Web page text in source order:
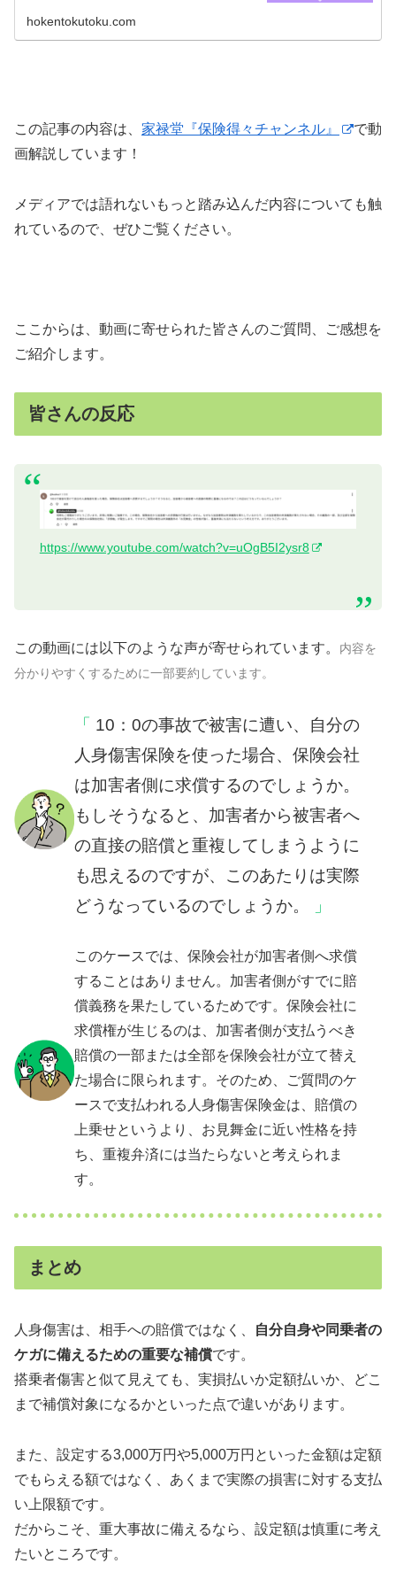
hokentokutoku.com
この記事の内容は、 家禄堂『保険得々チャンネル』
で動
画解説しています！
メディアでは語れないもっと踏み込んだ内容についても触
れているので、ぜひご覧ください。
ここからは、動画に寄せられた皆さんのご質問、ご感想を
ご紹介します。
皆さんの反応
https://www.youtube.com/watch?v=uOgB5I2ysr8
この動画には以下のような声が寄せられています。 内容を
分かりやすくするために一部要約しています。
10：0の事故で被害に遭い、自分の
人身傷害保険を使った場合、保険会社
は加害者側に求償するのでしょうか。
もしそうなると、加害者から被害者へ
の直接の賠償と重複してしまうように
も思えるのですが、このあたりは実際
どうなっているのでしょうか。
このケースでは、保険会社が加害者側へ求償
することはありません。加害者側がすでに賠
償義務を果たしているためです。保険会社に
求償権が生じるのは、加害者側が支払うべき
賠償の一部または全部を保険会社が立て替え
た場合に限られます。そのため、ご質問のケ
ースで支払われる人身傷害保険金は、賠償の
上乗せというより、お見舞金に近い性格を持
ち、重複弁済には当たらないと考えられま
す。
まとめ
人身傷害は、相手への賠償ではなく、
自分自身や同乗者の
ケガに備えるための重要な補償です。
搭乗者傷害と似て見えても、実損払いか定額払いか、どこ
まで補償対象になるかといった点で違いがあります。
また、設定する3,000万円や5,000万円といった金額は定額
でもらえる額ではなく、あくまで実際の損害に対する支払
い上限額です。
だからこそ、重大事故に備えるなら、設定額は慎重に考え
たいところです。